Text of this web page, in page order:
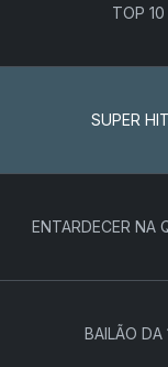
TOP 10
SUPER
ENTARDECER NA
BAILÃO DA